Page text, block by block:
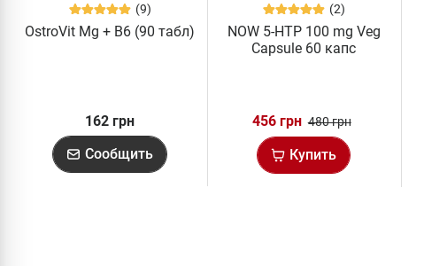
(9)
OstroVit Mg + B6 (90 табл)
162 грн
Сообщить
(2)
NOW 5-HTP 100 mg Veg
Capsule 60 капс
456 грн 480 грн
Купить